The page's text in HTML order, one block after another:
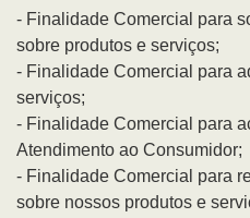
- Finalidade Comercial para
sobre produtos e serviços;
- Finalidade Comercial para
serviços;
- Finalidade Comercial para
Atendimento ao Consumidor;
- Finalidade Comercial para
sobre nossos produtos e